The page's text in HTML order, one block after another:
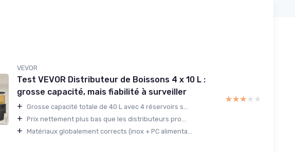
VEVOR
Test VEVOR Distributeur de Boissons 4 x 10 L :
grosse capacité, mais fiabilité à surveiller
+ Grosse capacité totale de 40 L avec 4 réservoirs s...
+ Prix nettement plus bas que les distributeurs pro...
+ Matériaux globalement corrects (inox + PC alimenta...
★★★★★
★★★★★